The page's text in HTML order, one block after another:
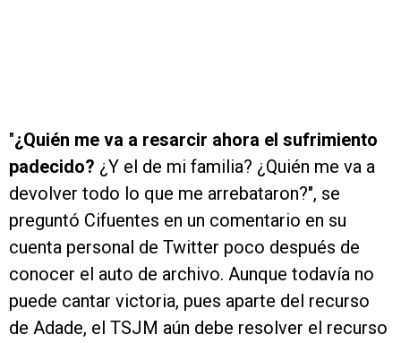
"¿Quién me va a resarcir ahora el sufrimiento
padecido? ¿Y el de mi familia? ¿Quién me va a
devolver todo lo que me arrebataron?", se
preguntó Cifuentes en un comentario en su
cuenta personal de Twitter poco después de
conocer el auto de archivo. Aunque todavía no
puede cantar victoria, pues aparte del recurso
de Adade, el TSJM aún debe resolver el recurso